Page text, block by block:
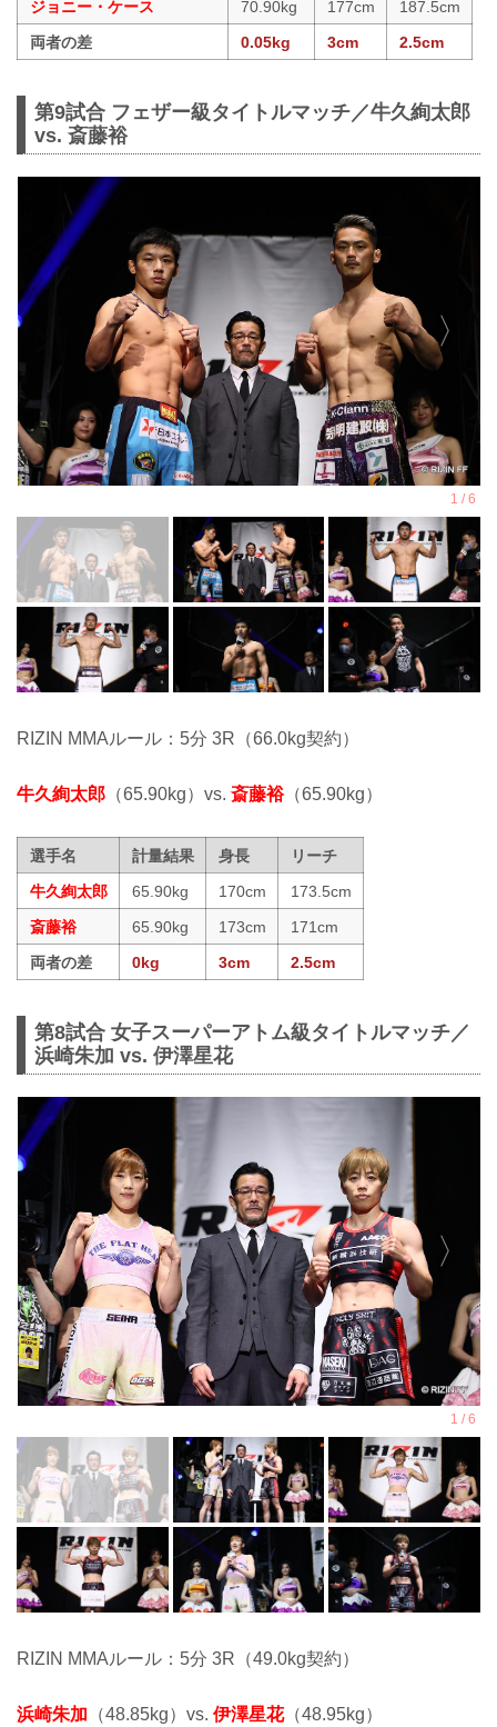
ジョニー・ケース 70.90kg 177cm
187.5cm
両者の差
0.05kg 3cm 2.5cm
第9試合 フェザー級タイトルマッチ／牛久絢太郎
vs. 斎藤裕
RIZIN MMAルール：5分 3R（66.0kg契約）
牛久絢太郎 （65.90kg）vs.斎藤裕（65.90kg）
選手名 計量結果 身長
リーチ
牛久絢太郎
65.90kg 170cm
173.5cm
斎藤裕
65.90kg 173cm
171cm
両者の差
0kg 3cm 2.5cm
第8試合 女子スーパーアトム級タイトルマッチ／
浜崎朱加 vs. 伊澤星花
RIZIN MMAルール：5分 3R（49.0kg契約）
浜崎朱加 （48.85kg）vs. 伊澤星花（48.95kg）